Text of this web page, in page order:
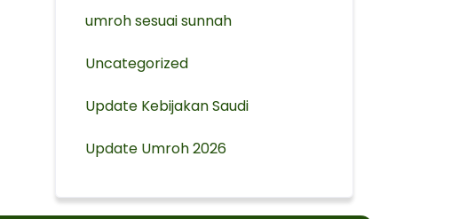
umroh sesuai sunnah
Uncategorized
Update Kebijakan Saudi
Update Umroh 2026